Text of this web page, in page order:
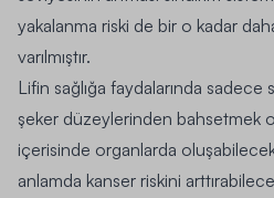
yakalanma riski de bir o kadar
varılmıştır.
Lifin sağlığa faydalarında
şeker düzeylerinden bahsetmek
içerisinde organlarda
anlamda kanser riskini